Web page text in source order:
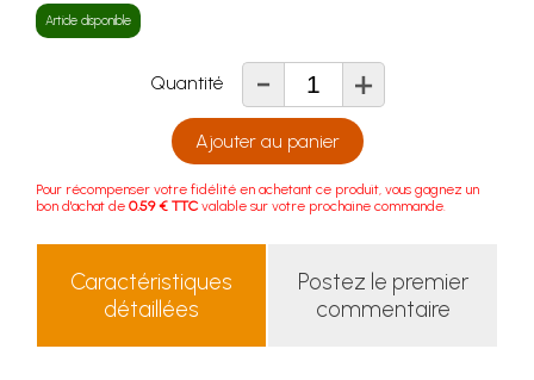
Article disponible
Quantité - +
Ajouter au panier
Pour récompenser votre fidélité en achetant ce produit, vous gagnez un
bon d'achat de 0.59 € TTC valable sur votre prochaine commande.
Caractéristiques
détaillées
Postez le premier
commentaire